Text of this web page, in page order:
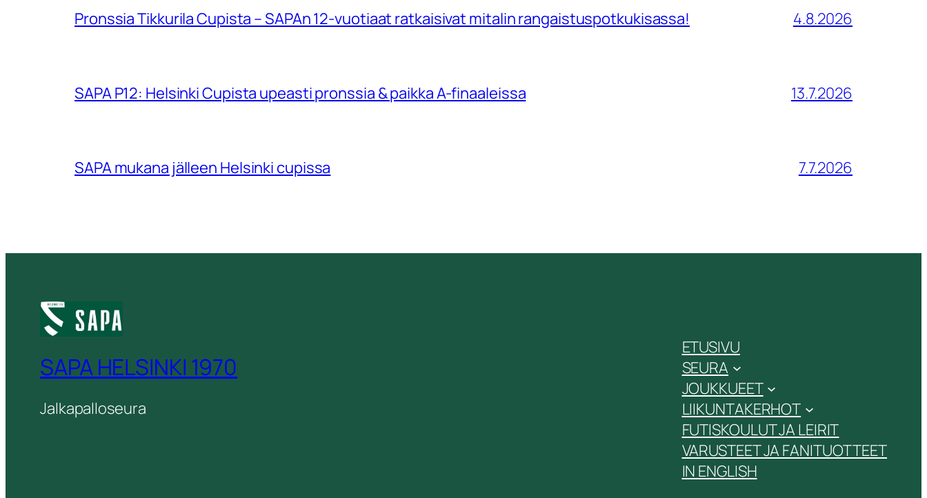
Pronssia Tikkurila Cupista – SAPAn 12-vuotiaat ratkaisivat mitalin rangaistuspotkukisassa! 4.8.2026
SAPA P12: Helsinki Cupista upeasti pronssia & paikka A-finaaleissa 13.7.2026
SAPA mukana jälleen Helsinki cupissa 7.7.2026
SAPA HELSINKI 1970
Jalkapalloseura
ETUSIVU
SEURA
JOUKKUEET
LIIKUNTAKERHOT
FUTISKOULUT JA LEIRIT
VARUSTEET JA FANITUOTTEET
IN ENGLISH